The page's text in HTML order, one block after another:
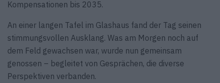
Kompensationen bis 2035.
An einer langen Tafel im Glashaus fand der Tag seinen
stimmungsvollen Ausklang. Was am Morgen noch auf
dem Feld gewachsen war, wurde nun gemeinsam
genossen – begleitet von Gesprächen, die diverse
Perspektiven verbanden.